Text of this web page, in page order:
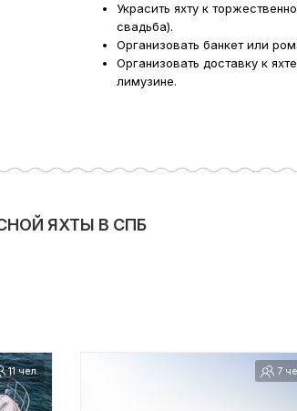
Украсить яхту к
свадьба).
Организовать банкет или
Организовать доставку к
лимузине.
ЯХТЫ В СПБ
11 чел. 7